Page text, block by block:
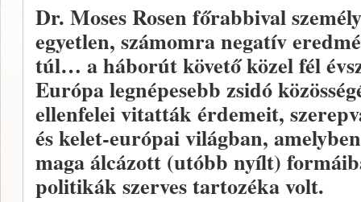
Dr. Moses Rosen főrabbival
egyetlen, számomra negatív
túl… a háborút követő közel fél
Európa legnépesebb zsidó
ellenfelei vitatták érdemeit,
és kelet-európai világban,
maga álcázott (utóbb nyílt)
politikák szerves tartozéka volt.